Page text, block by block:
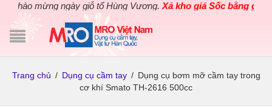
Chào mừng ngày giỗ tổ Hùng Vương.Xả kho giá Sốc bằng giá
Trang chủ / Dụng cụ cầm tay / Dụng cụ bơm mỡ cầm tay trong
cơ khí Smato TH-2616 500cc